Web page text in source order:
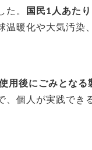
た。 国民1人あた
温暖化や大気汚染
用後にごみとなる
、個人が実践でき